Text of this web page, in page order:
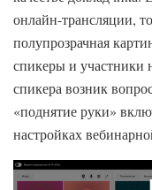
онлайн-трансляции,
полупрозрачная
спикеры и участники
спикера возник
«поднятие руки»
настройках